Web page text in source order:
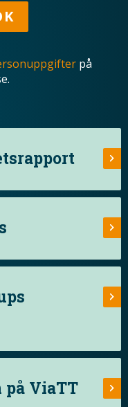
på
på ViaTT